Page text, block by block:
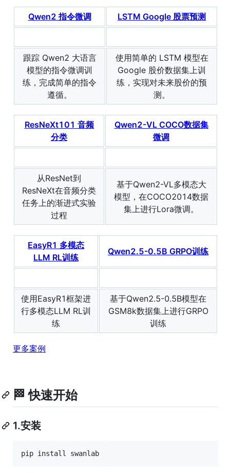
Qwen2 指令微调 LSTM Google 股票预测
跟踪 Qwen2 大语言
模型的指令微调训
练，完成简单的指令
遵循。
使用简单的 LSTM 模型在
Google 股价数据集上训
练，实现对未来股价的预
测。
ResNeXt101 音频
分类
Qwen2-VL COCO数据集
微调
从ResNet到
ResNeXt在音频分类
任务上的渐进式实验
过程
基于Qwen2-VL多模态大
模型，在COCO2014数据
集上进行Lora微调。
EasyR1 多模态
LLM RL训练
Qwen2.5-0.5B GRPO训练
使用EasyR1框架进
行多模态LLM RL训
练
基于Qwen2.5-0.5B模型在
GSM8k数据集上进行GRPO
训练
更多案例
🏁 快速开始
1.安装
pip install swanlab